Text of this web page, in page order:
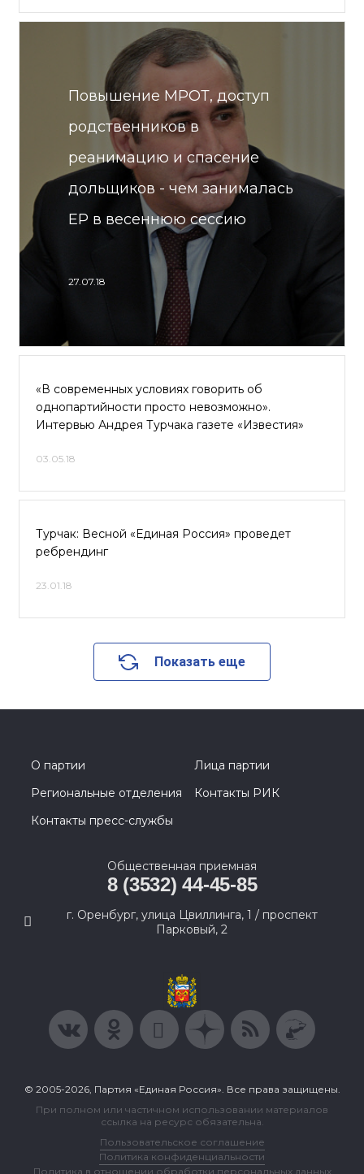
Повышение МРОТ, доступ
родственников в
реанимацию и спасение
дольщиков - чем занималась
ЕР в весеннюю сессию
27.07.18
«В современных условиях говорить об
однопартийности просто невозможно».
Интервью Андрея Турчака газете «Известия»
03.05.18
Турчак: Весной «Единая Россия» проведет
ребрендинг
23.01.18
Показать еще
О партии
Лица партии
Региональные отделения
Контакты РИК
Контакты пресс-службы
Общественная приемная
8 (3532) 44-45-85
г. Оренбург, улица Цвиллинга, 1 / проспект
Парковый, 2
© 2005-2026, Партия «Единая Россия». Все права защищены.
При полном или частичном использовании материалов
ссылка на ресурс обязательна.
Пользовательское соглашение
Политика конфиденциальности
Политика в отношении обработки персональных данных